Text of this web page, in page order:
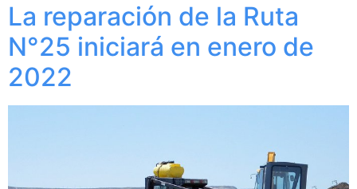
La reparación de la Ruta
N°25 iniciará en enero de
2022